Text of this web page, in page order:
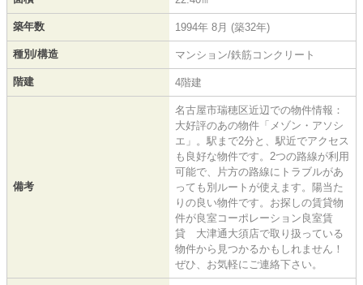
築年数 1994年 8月 (築32年)
種別/構造 マンション/鉄筋コンクリート
階建 4階建
備考
名古屋市瑞穂区近辺での物件情報：
大好評のあの物件「メゾン・アソシ
エ」。駅まで2分と、駅近でアクセス
も良好な物件です。2つの路線が利用
可能で、片方の路線にトラブルがあ
っても別ルートが使えます。陽当た
りの良い物件です。お探しの賃貸物
件が良室コーポレーション良室賃
貸 大津通大須店で取り扱っている
物件から見つかるかもしれません！
ぜひ、お気軽にご連絡下さい。